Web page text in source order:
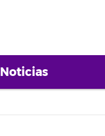
Noticias